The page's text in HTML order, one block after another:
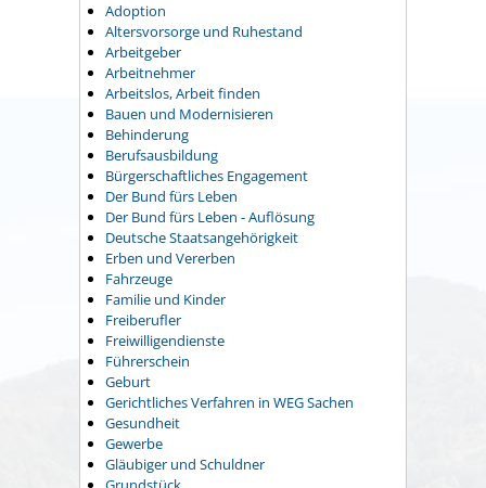
Adoption
Altersvorsorge und Ruhestand
Arbeitgeber
Arbeitnehmer
Arbeitslos, Arbeit finden
Bauen und Modernisieren
Behinderung
Berufsausbildung
Bürgerschaftliches Engagement
Der Bund fürs Leben
Der Bund fürs Leben - Auflösung
Deutsche Staatsangehörigkeit
Erben und Vererben
Fahrzeuge
Familie und Kinder
Freiberufler
Freiwilligendienste
Führerschein
Geburt
Gerichtliches Verfahren in WEG Sachen
Gesundheit
Gewerbe
Gläubiger und Schuldner